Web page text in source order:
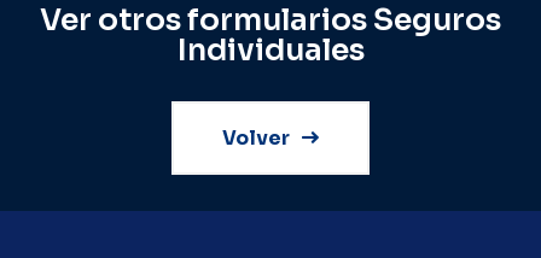
Ver otros formularios Seguros
Individuales
Volver